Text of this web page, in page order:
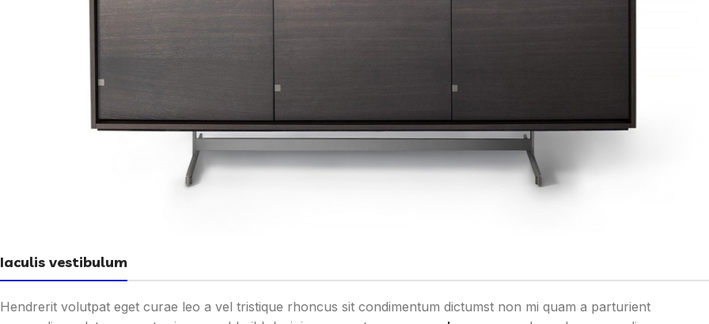
Iaculis vestibulum
Hendrerit volutpat eget curae leo a vel tristique rhoncus sit condimentum dictumst non mi quam a parturient